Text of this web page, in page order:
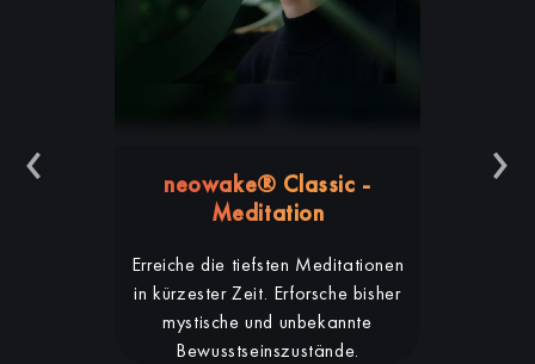
‹
neowake® Classic -
Meditation
Erreiche die tiefsten Meditationen
in kürzester Zeit. Erforsche bisher
mystische und unbekannte
Bewusstseinszustände.
›